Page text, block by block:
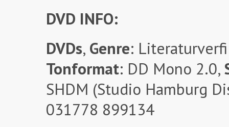
DVD INFO:
DVDs, Genre:
Tonformat: DD Mono 2.0,
SHDM (Studio Hamburg
031778 899134